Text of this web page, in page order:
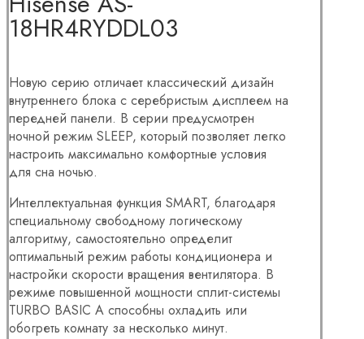
18HR4RYDDL03
Новую серию отличает классический дизайн
внутреннего блока с серебристым дисплеем на
передней панели. В серии предусмотрен
ночной режим SLEEP, который позволяет легко
настроить максимально комфортные условия
для сна ночью.
Интеллектуальная функция SMART, благодаря
специальному свободному логическому
алгоритму, самостоятельно определит
оптимальный режим работы кондиционера и
настройки скорости вращения вентилятора. В
режиме повышенной мощности сплит-системы
TURBO BASIC A способны охладить или
обогреть комнату за несколько минут.